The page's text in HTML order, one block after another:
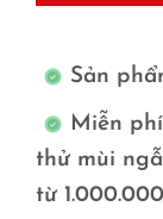
Sản
Miễn
thử mùi
từ 1.000.000